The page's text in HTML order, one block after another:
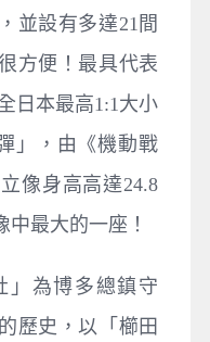
並設有多達21間
方便！最具代表
日本最高1:1大小
」，由《機動戰
像身高高達24.8
最大的一座！
」為博多總鎮守
歷史，以「櫛田